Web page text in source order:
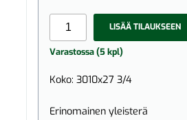
LISÄÄ TILAUKSEEN
Varastossa (5 kpl)
Koko: 3010x27 3/4
Erinomainen yleisterä